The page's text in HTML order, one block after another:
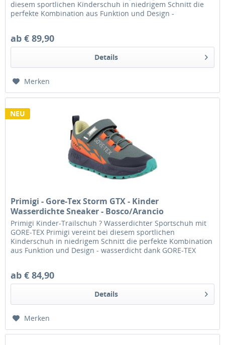
diesem sportlichen Kinderschuh in niedrigem Schnitt die
perfekte Kombination aus Funktion und Design -
ab € 89,90
Details
Merken
NEU
Primigi - Gore-Tex Storm GTX - Kinder
Wasserdichte Sneaker - Bosco/Arancio
Primigi Kinder-Trailschuh ? Wasserdichter Sportschuh mit
GORE-TEX Primigi vereint bei diesem sportlichen
Kinderschuh in niedrigem Schnitt die perfekte Kombination
aus Funktion und Design - wasserdicht dank GORE-TEX
ab € 84,90
Details
Merken